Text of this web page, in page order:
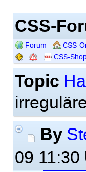
CSS-
Forum CSS-
CSS-
Topic
By
09 11:30